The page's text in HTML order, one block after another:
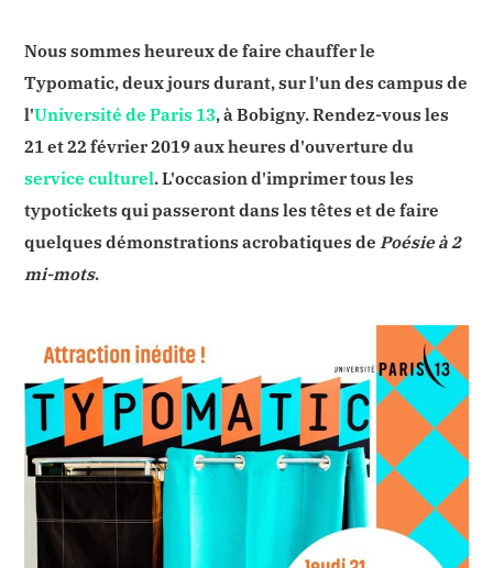
Nous sommes heureux de faire chauffer le
Typomatic, deux jours durant, sur l'un des campus de
l'Université de Paris 13, à Bobigny. Rendez-vous les
21 et 22 février 2019 aux heures d'ouverture du
service culturel. L'occasion d'imprimer tous les
typotickets qui passeront dans les têtes et de faire
quelques démonstrations acrobatiques de Poésie à 2
mi-mots.